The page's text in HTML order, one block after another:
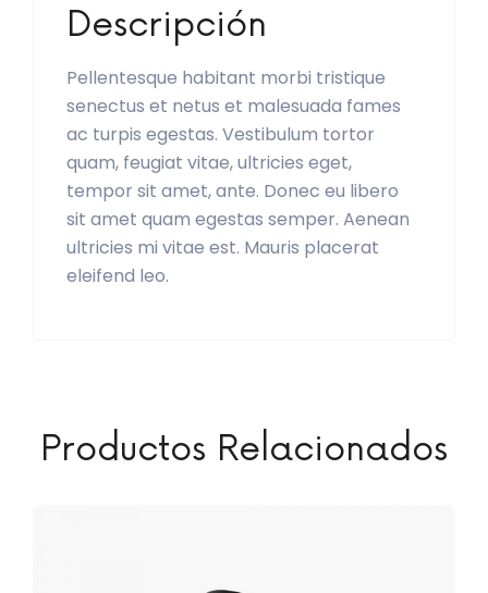
Descripción
Pellentesque habitant morbi tristique
senectus et netus et malesuada fames
ac turpis egestas. Vestibulum tortor
quam, feugiat vitae, ultricies eget,
tempor sit amet, ante. Donec eu libero
sit amet quam egestas semper. Aenean
ultricies mi vitae est. Mauris placerat
eleifend leo.
Productos Relacionados